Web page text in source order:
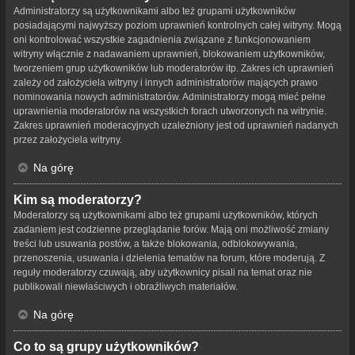
Administratorzy są użytkownikami albo też grupami użytkowników
posiadającymi najwyższy poziom uprawnień kontrolnych całej witryny. Mogą
oni kontrolować wszystkie zagadnienia związane z funkcjonowaniem
witryny włącznie z nadawaniem uprawnień, blokowaniem użytkowników,
tworzeniem grup użytkowników lub moderatorów itp. Zakres ich uprawnień
zależy od założyciela witryny i innych administratorów mających prawo
nominowania nowych administratorów. Administratorzy mogą mieć pełne
uprawnienia moderatorów na wszystkich forach utworzonych na witrynie.
Zakres uprawnień moderacyjnych uzależniony jest od uprawnień nadanych
przez założyciela witryny.
Na górę
Kim są moderatorzy?
Moderatorzy są użytkownikami albo też grupami użytkowników, których
zadaniem jest codzienne przeglądanie forów. Mają oni możliwość zmiany
treści lub usuwania postów, a także blokowania, odblokowywania,
przenoszenia, usuwania i dzielenia tematów na forum, które moderują. Z
reguły moderatorzy czuwają, aby użytkownicy pisali na temat oraz nie
publikowali niewłaściwych i obraźliwych materiałów.
Na górę
Co to są grupy użytkowników?